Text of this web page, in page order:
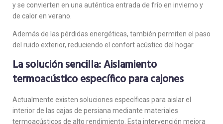
y se convierten en una auténtica entrada de frío en invierno y
de calor en verano.
Además de las pérdidas energéticas, también permiten el paso
del ruido exterior, reduciendo el confort acústico del hogar.
La solución sencilla: Aislamiento
termoacústico específico para cajones
Actualmente existen soluciones específicas para aislar el
interior de las cajas de persiana mediante materiales
termoacústicos de alto rendimiento. Esta intervención mejora